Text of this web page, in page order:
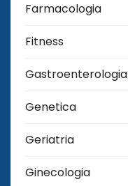
Farmacologia
Fitness
Gastroenterologia
Genetica
Geriatria
Ginecologia